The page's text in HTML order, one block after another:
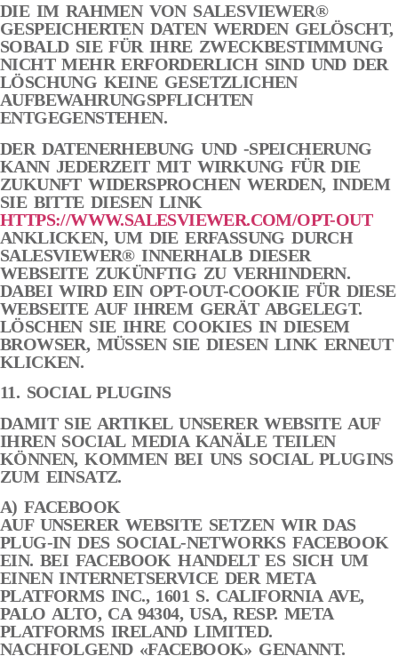
DIE IM RAHMEN VON SALESVIEWER®
GESPEICHERTEN DATEN WERDEN GELÖSCHT,
SOBALD SIE FÜR IHRE ZWECKBESTIMMUNG
NICHT MEHR ERFORDERLICH SIND UND DER
LÖSCHUNG KEINE GESETZLICHEN
AUFBEWAHRUNGSPFLICHTEN
ENTGEGENSTEHEN.
DER DATENERHEBUNG UND -SPEICHERUNG
KANN JEDERZEIT MIT WIRKUNG FÜR DIE
ZUKUNFT WIDERSPROCHEN WERDEN, INDEM
SIE BITTE DIESEN LINK
HTTPS://WWW.SALESVIEWER.COM/OPT-OUT
ANKLICKEN, UM DIE ERFASSUNG DURCH
SALESVIEWER® INNERHALB DIESER
WEBSEITE ZUKÜNFTIG ZU VERHINDERN.
DABEI WIRD EIN OPT-OUT-COOKIE FÜR DIESE
WEBSEITE AUF IHREM GERÄT ABGELEGT.
LÖSCHEN SIE IHRE COOKIES IN DIESEM
BROWSER, MÜSSEN SIE DIESEN LINK ERNEUT
KLICKEN.
11. SOCIAL PLUGINS
DAMIT SIE ARTIKEL UNSERER WEBSITE AUF
IHREN SOCIAL MEDIA KANÄLE TEILEN
KÖNNEN, KOMMEN BEI UNS SOCIAL PLUGINS
ZUM EINSATZ.
A) FACEBOOK
AUF UNSERER WEBSITE SETZEN WIR DAS
PLUG-IN DES SOCIAL-NETWORKS FACEBOOK
EIN. BEI FACEBOOK HANDELT ES SICH UM
EINEN INTERNETSERVICE DER META
PLATFORMS INC., 1601 S. CALIFORNIA AVE,
PALO ALTO, CA 94304, USA, RESP. META
PLATFORMS IRELAND LIMITED.
NACHFOLGEND «FACEBOOK» GENANNT.